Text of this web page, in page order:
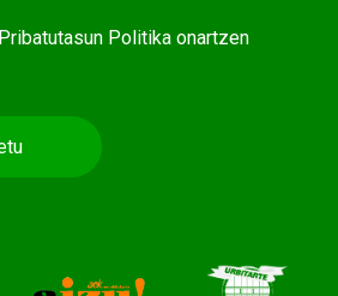
Pribatutasun Politikaonartzen